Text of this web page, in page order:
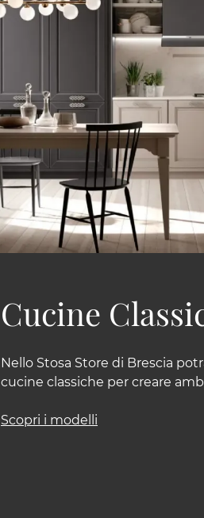
Cucine
Nello Stosa Store di Brescia
cucine classiche per creare
Scopri i modelli